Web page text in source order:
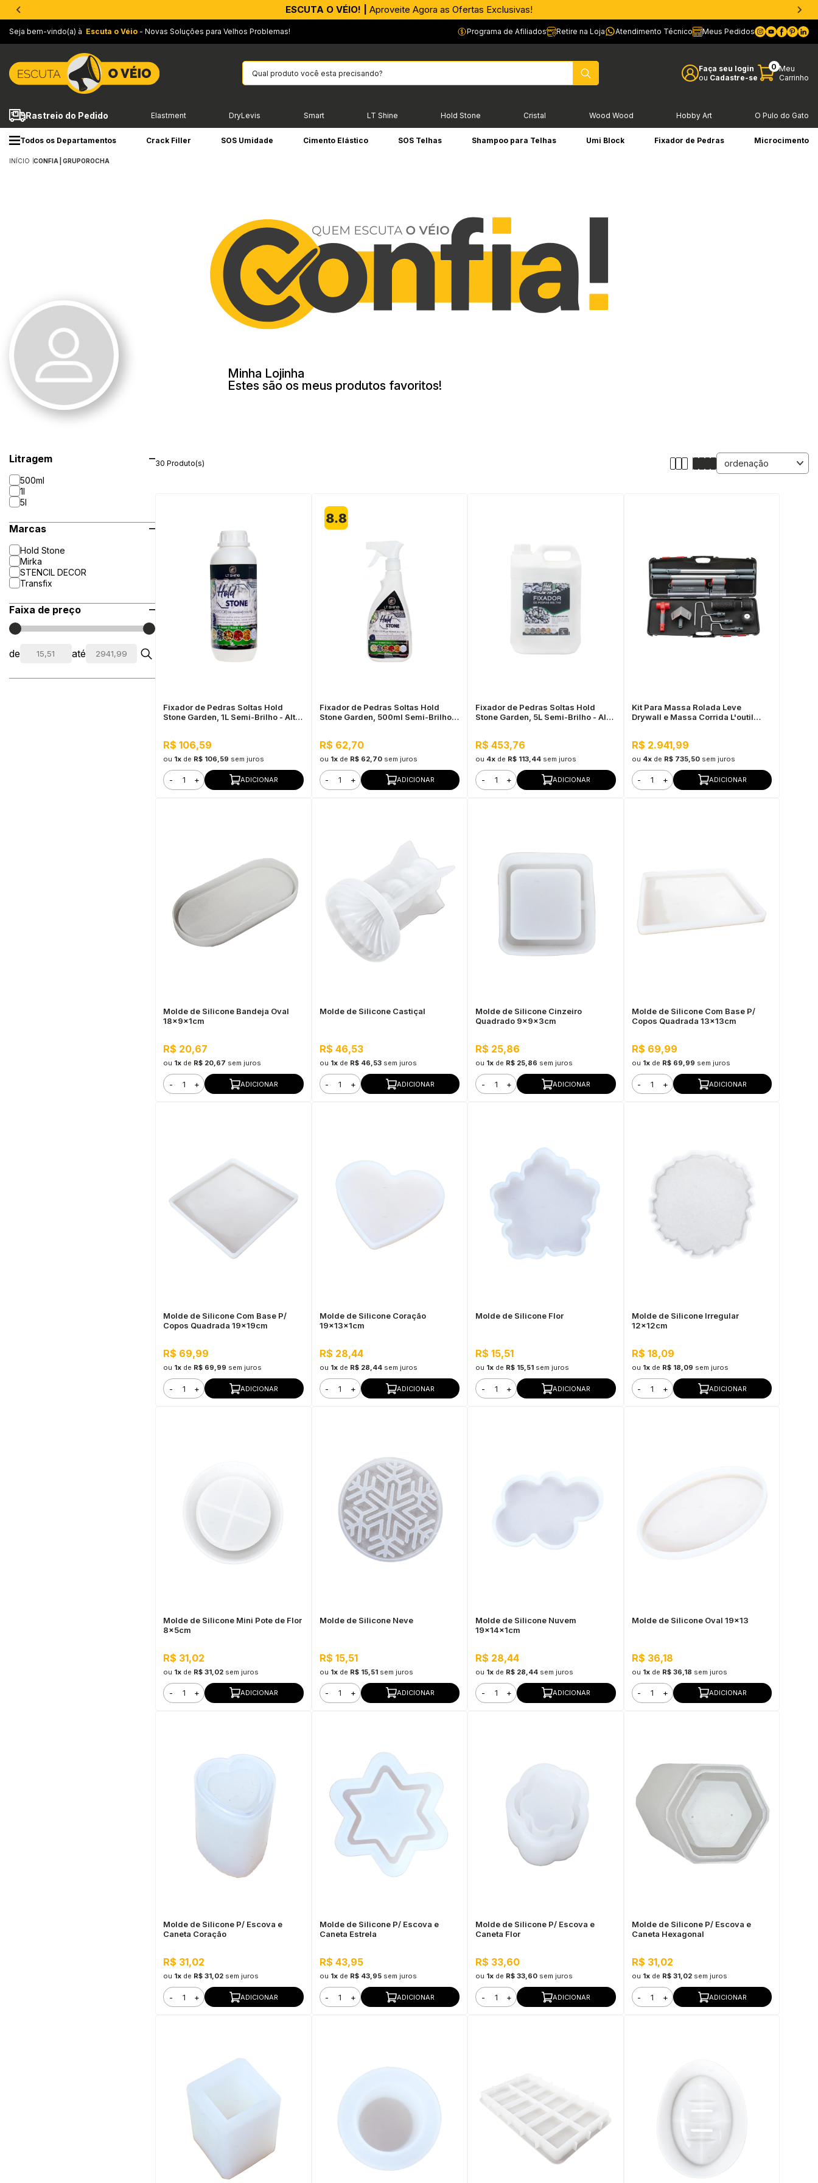
APROVEITE AGORA |PIX parcelado em até 4x sem Juros!*
Seja bem-vindo(a) à Escuta o Véio - Novas Soluções para Velhos Problemas! Programa de Afiliados Retire na Loja Atendimento Técnico Meus Pedidos
Faça seu login
ou Cadastre-se
0 Meu
Carrinho
Rastreio do Pedido Elastment DryLevis Smart LT Shine Hold Stone Cristal Wood Wood Hobby Art O Pulo do Gato
Todos os Departamentos Crack Filler SOS Umidade Cimento Elástico SOS Telhas Shampoo para Telhas Umi Block Fixador de Pedras Microcimento
INÍCIO CONFIA | GRUPOROCHA
Minha Lojinha
Estes são os meus produtos favoritos!
Litragem
500ml
1l
5l
Marcas
Hold Stone
Mirka
STENCIL DECOR
Transfix
Faixa de preço
de até
30 Produto(s)
Fixador de Pedras Soltas Hold
Stone Garden, 1L Semi-Brilho - Alta
R$ 106,59
ou 1x de R$ 106,59 sem juros
- + ADICIONAR
Fixador de Pedras Soltas Hold
Stone Garden, 500ml Semi-Brilho -
R$ 62,70
ou 1xde R$ 62,70 sem juros
- + ADICIONAR
Fixador de Pedras Soltas Hold
Stone Garden, 5L Semi-Brilho - Alta
R$ 453,76
ou 4x de R$ 113,44 sem juros
- + ADICIONAR
Kit Para Massa Rolada Leve
Drywall e Massa Corrida L'outil
R$ 2.941,99
ou 4xde R$ 735,50 sem juros
- + ADICIONAR
Molde de Silicone Bandeja Oval
18x9x1cm
R$ 20,67
ou 1x de R$ 20,67 sem juros
- + ADICIONAR
Molde de Silicone Castiçal
R$ 46,53
ou 1xde R$ 46,53 sem juros
- + ADICIONAR
Molde de Silicone Cinzeiro
Quadrado 9x9x3cm
R$ 25,86
ou 1x de R$ 25,86 sem juros
- + ADICIONAR
Molde de Silicone Com Base P/
Copos Quadrada 13x13cm
R$ 69,99
ou 1xde R$ 69,99 sem juros
- + ADICIONAR
Molde de Silicone Com Base P/
Copos Quadrada 19x19cm
R$ 69,99
ou 1x de R$ 69,99 sem juros
- + ADICIONAR
Molde de Silicone Coração
19x13x1cm
R$ 28,44
ou 1xde R$ 28,44 sem juros
- + ADICIONAR
Molde de Silicone Flor
R$ 15,51
ou 1x de R$ 15,51 sem juros
- + ADICIONAR
Molde de Silicone Irregular
12x12cm
R$ 18,09
ou 1xde R$ 18,09 sem juros
- + ADICIONAR
Molde de Silicone Mini Pote de Flor
8x5cm
R$ 31,02
ou 1x de R$ 31,02 sem juros
- + ADICIONAR
Molde de Silicone Neve
R$ 15,51
ou 1xde R$ 15,51 sem juros
- + ADICIONAR
Molde de Silicone Nuvem
19x14x1cm
R$ 28,44
ou 1x de R$ 28,44 sem juros
- + ADICIONAR
Molde de Silicone Oval 19x13
R$ 36,18
ou 1xde R$ 36,18 sem juros
- + ADICIONAR
Molde de Silicone P/ Escova e
Caneta Coração
R$ 31,02
ou 1x de R$ 31,02 sem juros
- + ADICIONAR
Molde de Silicone P/ Escova e
Caneta Estrela
R$ 43,95
ou 1xde R$ 43,95 sem juros
- + ADICIONAR
Molde de Silicone P/ Escova e
Caneta Flor
R$ 33,60
ou 1x de R$ 33,60 sem juros
- + ADICIONAR
Molde de Silicone P/ Escova e
Caneta Hexagonal
R$ 31,02
ou 1xde R$ 31,02 sem juros
- + ADICIONAR